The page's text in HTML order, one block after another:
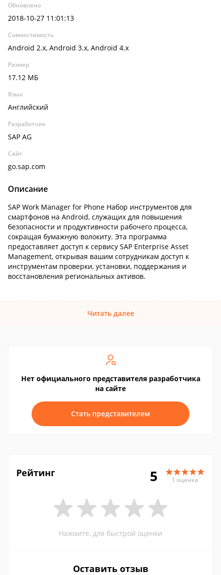
Обновлено
2018-10-27 11:01:13
Совместимость
Android 2.x, Android 3.x, Android 4.x
Размер
17.12 МБ
Язык
Английский
Разработчик
SAP AG
Сайт
go.sap.com
Описание
SAP Work Manager for Phone Набор инструментов для
смартфонов на Android, служащих для повышения
безопасности и продуктивности рабочего процесса,
сокращая бумажную волокиту. Эта программа
предоставляет доступ к сервису SAP Enterprise Asset
Management, открывая вашим сотрудникам доступ к
инструментам проверки, установки, поддержания и
восстановления региональных активов.
Читать далее
Нет официального представителя разработчика
на сайте
Стать представителем
Рейтинг 5 1 оценка
Нажмите, для быстрой оценки
Оставить отзыв